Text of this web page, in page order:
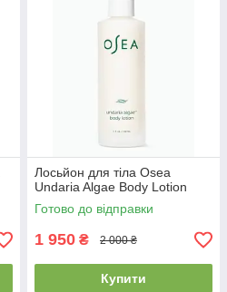
Лосьйон для тіла Osea
Undaria Algae Body Lotion
Готово до відправки
1 950 ₴ 2 000 ₴
Купити